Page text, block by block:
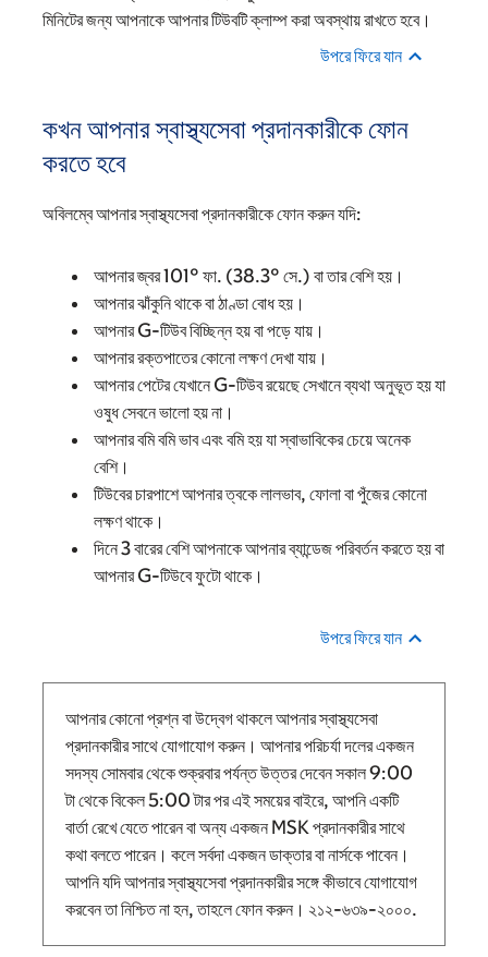
মিনিটের জন্য আপনাকে আপনার টিউবটি ক্লাম্প করা অবস্থায় রাখতে হবে।
উপরে ফিরে যান
কখন আপনার স্বাস্থ্যসেবা প্রদানকারীকে ফোন
করতে হবে
অবিলম্বে আপনার স্বাস্থ্যসেবা প্রদানকারীকে ফোন করুন যদি:
আপনার জ্বর 101° ফা. (38.3° সে.) বা তার বেশি হয়।
আপনার ঝাঁকুনি থাকে বা ঠাণ্ডা বোধ হয়।
আপনার G-টিউব বিচ্ছিন্ন হয় বা পড়ে যায়।
আপনার রক্তপাতের কোনো লক্ষণ দেখা যায়।
আপনার পেটের যেখানে G-টিউব রয়েছে সেখানে ব্যথা অনুভূত হয় যা
ওষুধ সেবনে ভালো হয় না।
আপনার বমি বমি ভাব এবং বমি হয় যা স্বাভাবিকের চেয়ে অনেক
বেশি।
টিউবের চারপাশে আপনার ত্বকে লালভাব, ফোলা বা পুঁজের কোনো
লক্ষণ থাকে।
দিনে 3 বারের বেশি আপনাকে আপনার ব্যান্ডেজ পরিবর্তন করতে হয় বা
আপনার G-টিউবে ফুটো থাকে।
উপরে ফিরে যান
আপনার কোনো প্রশ্ন বা উদ্বেগ থাকলে আপনার স্বাস্থ্যসেবা
প্রদানকারীর সাথে যোগাযোগ করুন। আপনার পরিচর্যা দলের একজন
সদস্য সোমবার থেকে শুক্রবার পর্যন্ত উত্তর দেবেনসকাল 9:00
টাথেকেবিকেল 5:00 টার পরএই সময়ের বাইরে, আপনি একটি
বার্তা রেখে যেতে পারেন বা অন্য একজন MSK প্রদানকারীর সাথে
কথা বলতে পারেন। কলে সর্বদা একজন ডাক্তার বা নার্সকে পাবেন।
আপনি যদি আপনার স্বাস্থ্যসেবা প্রদানকারীর সঙ্গে কীভাবে যোগাযোগ
করবেন তা নিশ্চিত না হন, তাহলে ফোন করুন। ২১২-৬৩৯-২০০০.